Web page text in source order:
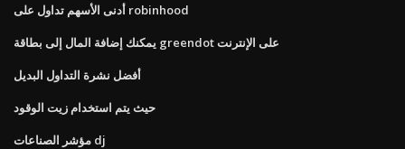
أدنى الأسهم تداول على robinhood
يمكنك إضافة المال إلى بطاقة greendot على الإنترنت
أفضل نشرة التداول البديل
حيث يتم استخدام زيت الوقود
مؤشر الصناعات dj